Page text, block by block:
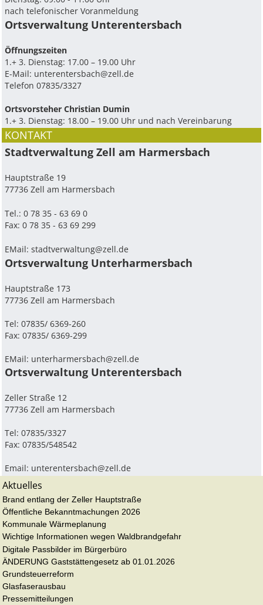
nach telefonischer Voranmeldung
Ortsverwaltung Unterentersbach
Ö­ffnungszeiten
1.+ 3. Dienstag: 17.00 – 19.00 Uhr
E-Mail: unterentersbach@zell.de
Telefon 07835/3327
Ortsvorsteher Christian Dumin
1.+ 3. Dienstag: 18.00 – 19.00 Uhr und nach Vereinbarung
KONTAKT
Stadtverwaltung Zell am Harmersbach
Hauptstraße 19
77736 Zell am Harmersbach
Tel.: 0 78 35 - 63 69 0
Fax: 0 78 35 - 63 69 299
EMail:stadtverwaltung@zell.de
Ortsverwaltung Unterharmersbach
Hauptstraße 173
77736 Zell am Harmersbach
Tel: 07835/ 6369-260
Fax: 07835/ 6369-299
EMail: unterharmersbach@zell.de
Ortsverwaltung Unterentersbach
Zeller Straße 12
77736 Zell am Harmersbach
Tel: 07835/3327
Fax: 07835/548542
Email: unterentersbach@zell.de
Aktuelles
Brand entlang der Zeller Hauptstraße
Öffentliche Bekanntmachungen 2026
Kommunale Wärmeplanung
Wichtige Informationen wegen Waldbrandgefahr
Digitale Passbilder im Bürgerbüro
ÄNDERUNG Gaststättengesetz ab 01.01.2026
Grundsteuerreform
Glasfaserausbau
Pressemitteilungen